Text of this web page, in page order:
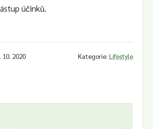
účinků.
10. 2020 Kategorie: Lifestyle